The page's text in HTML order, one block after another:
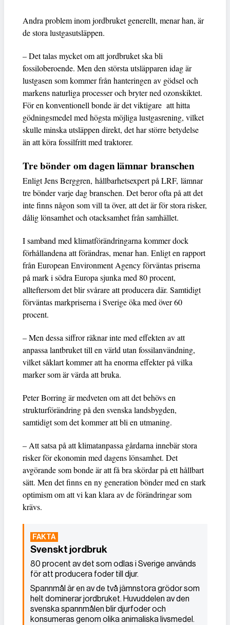
Andra problem inom jordbruket generellt, menar han, är
de stora lustgasutsläppen.
– Det talas mycket om att jordbruket ska bli
fossiloberoende. Men den största utsläpparen idag är
lustgasen som kommer från hanteringen av gödsel och
markens naturliga processer och bryter ned ozonskiktet.
För en konventionell bonde är det viktigare att hitta
gödningsmedel med högsta möjliga lustgasrening, vilket
skulle minska utsläppen direkt, det har större betydelse
än att köra fossilfritt med traktorer.
Tre bönder om dagen lämnar branschen
Enligt Jens Berggren, hållbarhetsexpert på LRF, lämnar
tre bönder varje dag branschen. Det beror ofta på att det
inte finns någon som vill ta över, att det är för stora risker,
dålig lönsamhet och otacksamhet från samhället.
I samband med klimatförändringarna kommer dock
förhållandena att förändras, menar han. Enligt en rapport
från European Environment Agency förväntas priserna
på mark i södra Europa sjunka med 80 procent,
allteftersom det blir svårare att producera där. Samtidigt
förväntas markpriserna i Sverige öka med över 60
procent.
– Men dessa siffror räknar inte med effekten av att
anpassa lantbruket till en värld utan fossilanvändning,
vilket såklart kommer att ha enorma effekter på vilka
marker som är värda att bruka.
Peter Borring är medveten om att det behövs en
strukturförändring på den svenska landsbygden,
samtidigt som det kommer att bli en utmaning.
– Att satsa på att klimatanpassa gårdarna innebär stora
risker för ekonomin med dagens lönsamhet. Det
avgörande som bonde är att få bra skördar på ett hållbart
sätt. Men det finns en ny generation bönder med en stark
optimism om att vi kan klara av de förändringar som
krävs.
Svenskt jordbruk
80 procent av det som odlas i Sverige används
för att producera foder till djur.
Spannmål är en av de två jämnstora grödor som
helt dominerar jordbruket. Huvuddelen av den
svenska spannmålen blir djurfoder och
konsumeras genom olika animaliska livsmedel.